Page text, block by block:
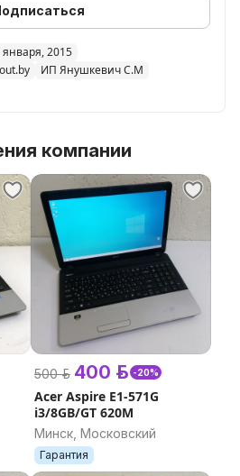
вы можете
Михалово, улица Уманская 53
жилого дома.
по городу, за МКАД
2015
ИП Янушкевич С.М
компании
500 р. 400 р. -20%
Acer Aspire E1-571G
i3/8GB/GT 620M
Минск, Московский
Гарантия